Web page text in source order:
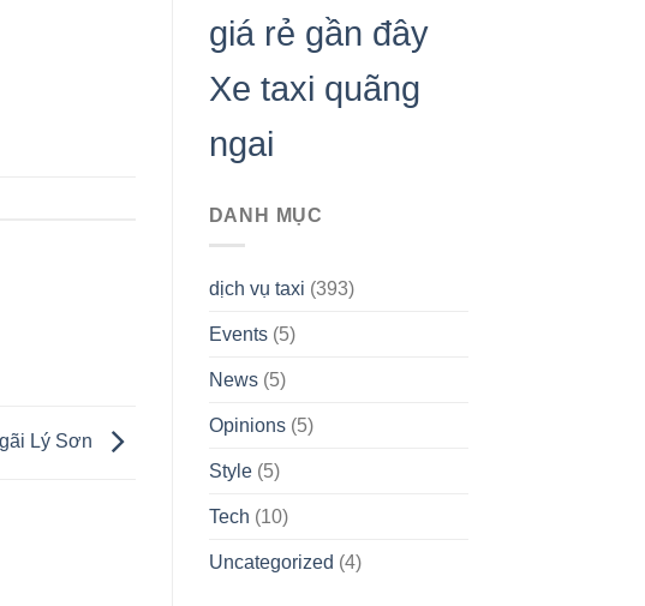
Lý Sơn
giá rẻ gần đây
Xe taxi quãng
ngai
DANH MỤC
dịch vụ taxi (393)
Events(5)
News(5)
Opinions(5)
Style(5)
Tech (10)
Uncategorized (4)